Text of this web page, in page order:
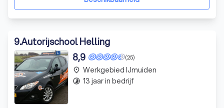
9.Autorijschool Helling
(25)
8,9
place Werkgebied IJmuiden
timelapse 13 jaar in bedrijf